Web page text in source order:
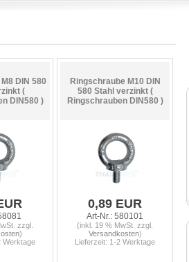
DIN 580
(
DIN580 )
zzgl.
)
Werktage
Ringschraube M10 DIN
580 Stahl verzinkt (
Ringschrauben DIN580 )
0,89 EUR
Art-Nr.: 580101
(inkl. 19 % MwSt. zzgl.
Versandkosten)
Lieferzeit: 1-2 Werktage